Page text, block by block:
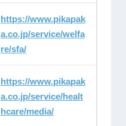
https://www.pikapak
a.co.jp/service/welfa
re/sfa/
https://www.pikapak
a.co.jp/service/healt
hcare/media/